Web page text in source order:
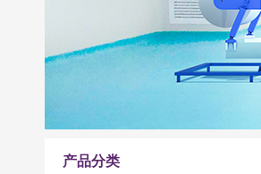
产品分类